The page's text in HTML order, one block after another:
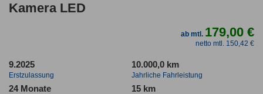
Kamera LED
ab mtl. 179,00 €
netto mtl. 150,42 €
9.2025
Erstzulassung
10.000,0 km
Jahrliche Fahrleistung
24 Monate 15 km